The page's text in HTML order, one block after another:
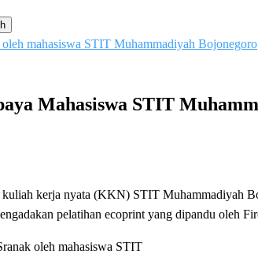
Mahasiswa STIT
kerja nyata (KKN) STIT Muhammadiyah
pelatihan ecoprint yang dipandu oleh